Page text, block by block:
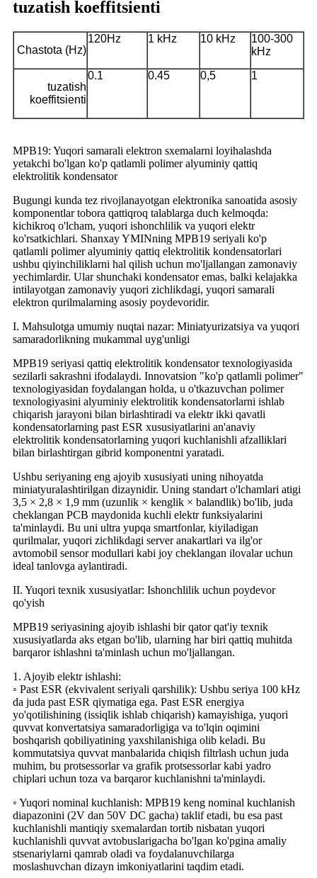
tuzatish koeffitsienti
Chastota (Hz)
120Hz 1 kHz 10 kHz
100-300
kHz
tuzatish
koeffitsienti
0.1 0.45 0,5 1
MPB19: Yuqori samarali elektron sxemalarni loyihalashda
yetakchi bo'lgan ko'p qatlamli polimer alyuminiy qattiq
elektrolitik kondensator
Bugungi kunda tez rivojlanayotgan elektronika sanoatida asosiy
komponentlar tobora qattiqroq talablarga duch kelmoqda:
kichikroq o'lcham, yuqori ishonchlilik va yuqori elektr
ko'rsatkichlari. Shanxay YMINning MPB19 seriyali ko'p
qatlamli polimer alyuminiy qattiq elektrolitik kondensatorlari
ushbu qiyinchiliklarni hal qilish uchun mo'ljallangan zamonaviy
yechimlardir. Ular shunchaki kondensator emas, balki kelajakka
intilayotgan zamonaviy yuqori zichlikdagi, yuqori samarali
elektron qurilmalarning asosiy poydevoridir.
I. Mahsulotga umumiy nuqtai nazar: Miniatyurizatsiya va yuqori
samaradorlikning mukammal uyg'unligi
MPB19 seriyasi qattiq elektrolitik kondensator texnologiyasida
sezilarli sakrashni ifodalaydi. Innovatsion "ko'p qatlamli polimer"
texnologiyasidan foydalangan holda, u o'tkazuvchan polimer
texnologiyasini alyuminiy elektrolitik kondensatorlarni ishlab
chiqarish jarayoni bilan birlashtiradi va elektr ikki qavatli
kondensatorlarning past ESR xususiyatlarini an'anaviy
elektrolitik kondensatorlarning yuqori kuchlanishli afzalliklari
bilan birlashtirgan gibrid komponentni yaratadi.
Ushbu seriyaning eng ajoyib xususiyati uning nihoyatda
miniatyuralashtirilgan dizaynidir. Uning standart o'lchamlari atigi
3,5 × 2,8 × 1,9 mm (uzunlik × kenglik × balandlik) bo'lib, juda
cheklangan PCB maydonida kuchli elektr funksiyalarini
ta'minlaydi. Bu uni ultra yupqa smartfonlar, kiyiladigan
qurilmalar, yuqori zichlikdagi server anakartlari va ilg'or
avtomobil sensor modullari kabi joy cheklangan ilovalar uchun
ideal tanlovga aylantiradi.
II. Yuqori texnik xususiyatlar: Ishonchlilik uchun poydevor
qo'yish
MPB19 seriyasining ajoyib ishlashi bir qator qat'iy texnik
xususiyatlarda aks etgan bo'lib, ularning har biri qattiq muhitda
barqaror ishlashni ta'minlash uchun mo'ljallangan.
1. Ajoyib elektr ishlashi:
◦ Past ESR (ekvivalent seriyali qarshilik): Ushbu seriya 100 kHz
da juda past ESR qiymatiga ega. Past ESR energiya
yo'qotilishining (issiqlik ishlab chiqarish) kamayishiga, yuqori
quvvat konvertatsiya samaradorligiga va to'lqin oqimini
boshqarish qobiliyatining yaxshilanishiga olib keladi. Bu
kommutatsiya quvvat manbalarida chiqish filtrlash uchun juda
muhim, bu protsessorlar va grafik protsessorlar kabi yadro
chiplari uchun toza va barqaror kuchlanishni ta'minlaydi.
◦ Yuqori nominal kuchlanish: MPB19 keng nominal kuchlanish
diapazonini (2V dan 50V DC gacha) taklif etadi, bu esa past
kuchlanishli mantiqiy sxemalardan tortib nisbatan yuqori
kuchlanishli quvvat avtobuslarigacha bo'lgan ko'pgina amaliy
stsenariylarni qamrab oladi va foydalanuvchilarga
moslashuvchan dizayn imkoniyatlarini taqdim etadi.